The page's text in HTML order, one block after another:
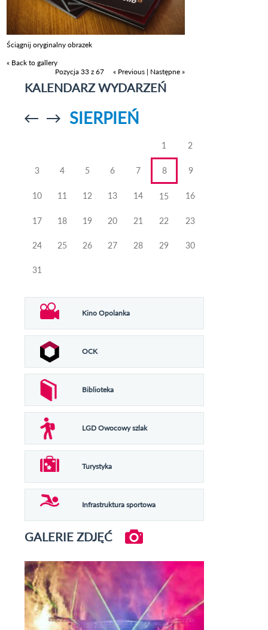
Ściągnij oryginalny obrazek
« Back to gallery
Pozycja 33 z 67
« Previous | Następne »
KALENDARZ WYDARZEŃ
Przejdź doPrzejdź do
SIERPIEŃ
1 2
3 4 5 6 7 8 9
10 11 12 13 14 15 16
17 18 19 20 21 22 23
24 25 26 27 28 29 30
31
Kino Opolanka
OCK
Biblioteka
LGD Owocowy szlak
Turystyka
Infrastruktura sportowa
GALERIE ZDJĘĆ